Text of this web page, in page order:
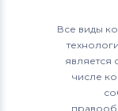
Все виды
является
числе